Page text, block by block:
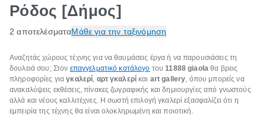
Ρόδος [Δήμος]
2 αποτελέσματαΜάθε για την ταξινόμηση
Αναζητάς χώρους τέχνης για να θαυμάσεις έργα ή να παρουσιάσεις τη
δουλειά σου; Στον επαγγελματικό κατάλογο του11888 giaola θα βρεις
πληροφορίες γιαγκαλερί, αρτ γκαλερί και art gallery, όπου μπορείς να
ανακαλύψεις εκθέσεις, πίνακες ζωγραφικής και δημιουργίες από γνωστούς
αλλά και νέους καλλιτέχνες. Η σωστή επιλογή γκαλερί εξασφαλίζει ότι η
εμπειρία της τέχνης θα είναι ολοκληρωμένη και ποιοτική.